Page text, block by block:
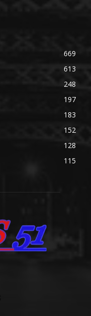
669
613
248
197
183
152
128
115